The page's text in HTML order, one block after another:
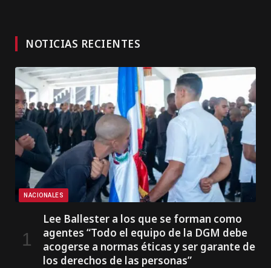
NOTICIAS RECIENTES
NACIONALES
Lee Ballester a los que se forman como
agentes “Todo el equipo de la DGM debe
acogerse a normas éticas y ser garante de
los derechos de las personas”